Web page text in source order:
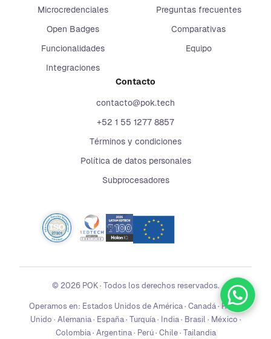
Microcredenciales
Open Badges
Funcionalidades
Integraciones
Preguntas frecuentes
Comparativas
Equipo
Contacto
contacto@pok.tech
+52 1 55 1277 8857
Términos y condiciones
Política de datos personales
Subprocesadores
© 2026 POK· Todos los derechos reservados.
Operamos en: Estados Unidos de América · Canadá · Reino
Unido · Alemania · España · Turquía · India · Brasil · México ·
Colombia · Argentina · Perú · Chile · Tailandia